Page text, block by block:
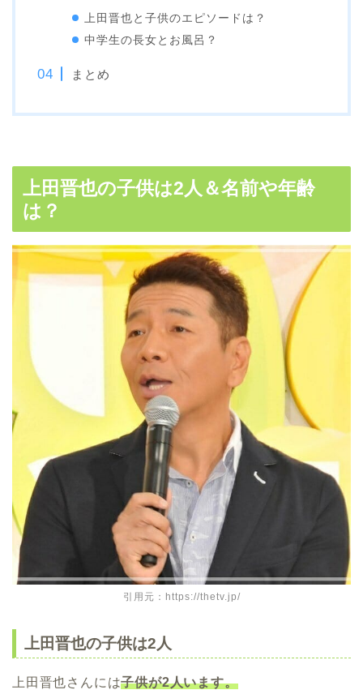
上田晋也と子供のエピソードは？
中学生の長女とお風呂？
まとめ
上田晋也の子供は2人＆名前や年齢
は？
引用元：https://thetv.jp/
上田晋也の子供は2人
上田晋也さんには子供が2人います。